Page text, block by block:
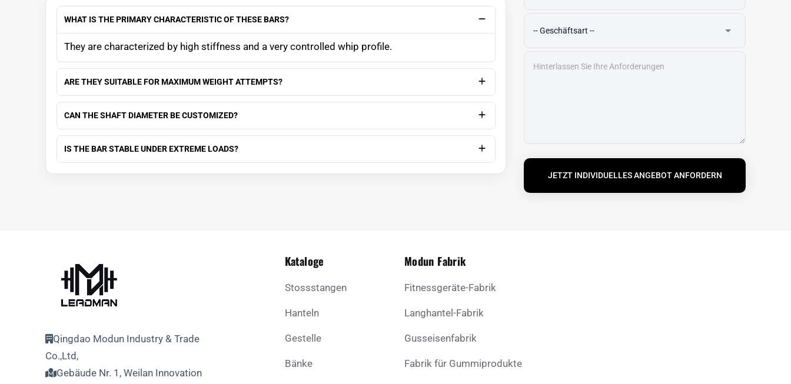
WHAT IS THE PRIMARY CHARACTERISTIC OF THESE BARS?
They are characterized by high stiffness and a very controlled whip profile.
ARE THEY SUITABLE FOR MAXIMUM WEIGHT ATTEMPTS?
CAN THE SHAFT DIAMETER BE CUSTOMIZED?
IS THE BAR STABLE UNDER EXTREME LOADS?
JETZT INDIVIDUELLES ANGEBOT ANFORDERN
Qingdao Modun Industry & Trade
Co.,Ltd,
Gebäude Nr. 1, Weilan Innovation
Kataloge
Stossstangen
Hanteln
Gestelle
Bänke
Modun Fabrik
Fitnessgeräte-Fabrik
Langhantel-Fabrik
Gusseisenfabrik
Fabrik für Gummiprodukte